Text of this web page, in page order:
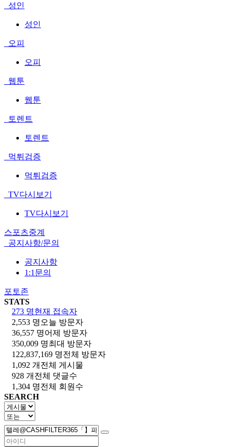
성인
성인
오피
오피
웹툰
웹툰
토렌트
토렌트
먹튀검증
먹튀검증
TV다시보기
TV다시보기
스포츠중계
공지사항/문의
공지사항
1:1문의
포토존
STATS
273 명현재 접속자
2,553 명 오늘 방문자
36,557 명어제 방문자
350,009 명최대 방문자
122,837,169 명전체 방문자
1,092 개 전체 게시물
928 개 전체 댓글수
1,304 명전체 회원수
SEARCH